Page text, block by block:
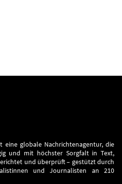
eine globale Nachrichtenagentur, die
und mit höchster Sorgfalt in Text,
und überprüft – gestützt durch
und Journalisten an 210